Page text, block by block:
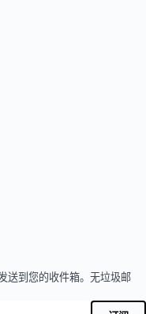
到您的收件箱。无垃圾邮